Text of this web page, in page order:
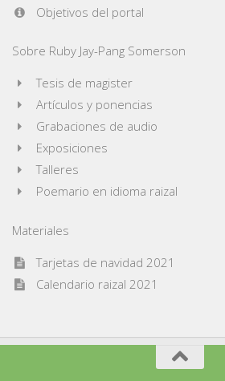
Objetivos del portal
Sobre Ruby Jay-Pang Somerson
Tesis de magister
Artículos y ponencias
Grabaciones de audio
Exposiciones
Talleres
Poemario en idioma raizal
Materiales
Tarjetas de navidad 2021
Calendario raizal 2021